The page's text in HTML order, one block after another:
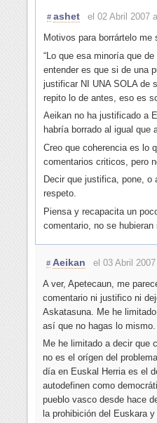
# ashet
el 02 Abril 2007
Motivos para borrártelo me
“Lo que esa minoría que
entender es que si de una
justificar NI UNA SOLA de
repito lo de antes, eso es
Aeikan no ha justificado a
habría borrado al igual que
Creo que coherencia es lo
comentarios criticos, pero
Decir que justifica, pone,
respeto.
Piensa y recapacita un
comentario, no se
# Aeikan
el 03 Abril
A ver, Apetecaun, me
comentario ni justifico ni
Askatasuna. Me he
así que no hagas lo mismo.
Me he limitado a decir que
no es el orígen del
día en Euskal Herria es el
autodefinen como
pueblo vasco desde hace
la prohibición del Euskara